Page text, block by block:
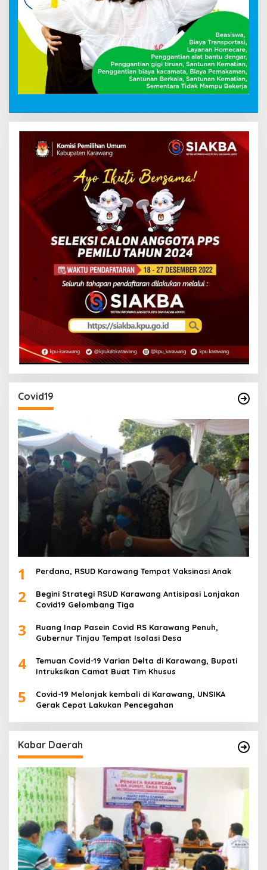
Covid19
1 Perdana, RSUD Karawang Tempat Vaksinasi Anak
2
Begini Strategi RSUD Karawang Antisipasi Lonjakan
Covid19 Gelombang Tiga
3
Ruang Inap Pasein Covid RS Karawang Penuh,
Gubernur Tinjau Tempat Isolasi Desa
4
Temuan Covid-19 Varian Delta di Karawang, Bupati
Intruksikan Camat Buat Tim Khusus
5
Covid-19 Melonjak kembali di Karawang, UNSIKA
Gerak Cepat Lakukan Pencegahan
Kabar Daerah